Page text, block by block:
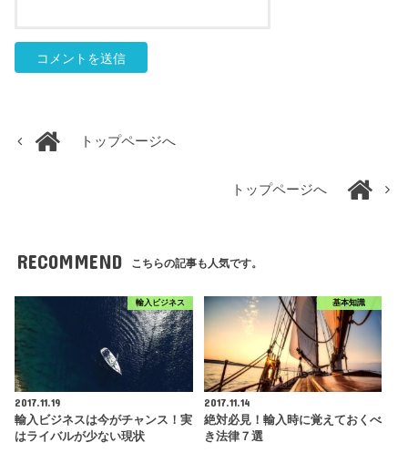
トップページへ
トップページへ
RECOMMEND こちらの記事も人気です。
輸入ビジネス
2017.11.19
輸入ビジネスは今がチャンス！実
はライバルが少ない現状
基本知識
2017.11.14
絶対必見！輸入時に覚えておくべ
き法律７選